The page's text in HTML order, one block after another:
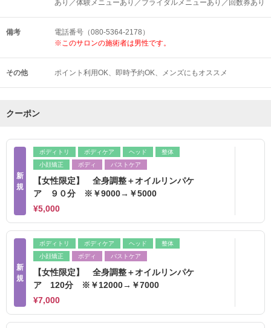
あり／体験メニューあり／ブライダルメニューあり／回数券あり
備考
電話番号（080-5364-2178）
※このサロンの施術者は男性です。
その他 ポイント利用OK 即時予約OK メンズにもオススメ
クーポン
新
規
ボディトリ ボディケア ヘッド
整体
小顔矯正
ボディ バストケア
【女性限定】 全身調整＋オイルリンパケ
ア ９０分 ※￥9000→￥5000
¥5,000
新
規
ボディトリ ボディケア ヘッド
整体
小顔矯正
ボディ バストケア
【女性限定】 全身調整＋オイルリンパケ
ア 120分 ※￥12000→￥7000
¥7,000